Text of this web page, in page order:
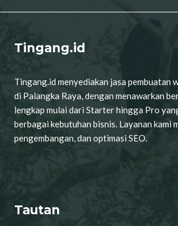
Tingang.id
Tingang.id menyediakan jasa pembuatan
di Palangka Raya, dengan menawarkan
lengkap mulai dari Starter hingga Pro
berbagai kebutuhan bisnis. Layanan kami
pengembangan, dan optimasi SEO.
Tautan